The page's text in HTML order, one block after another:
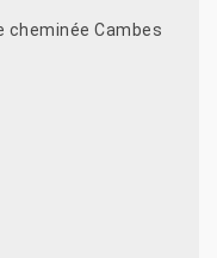
cheminée Cambes